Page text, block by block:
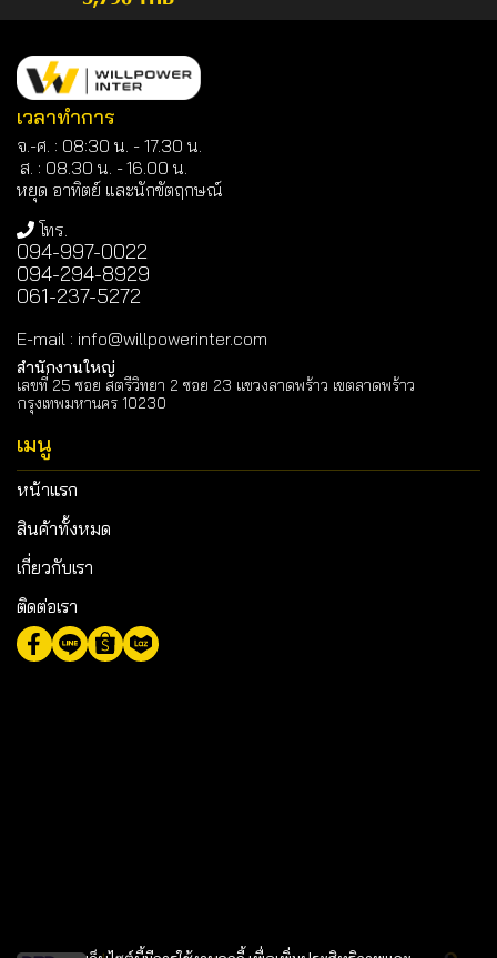
เวลาทำการ
จ.-ศ. : 08:30 น. - 17.30 น.
ส. : 08.30 น. -16.00 น.
หยุด อาทิตย์ และนักขัตฤกษณ์
โทร.
094-997-0022
094-294-8929
061-237-5272
E-mail : info@willpowerinter.com
สำนักงานใหญ่
เลขที่ 25 ซอย สตรีวิทยา 2 ซอย 23 แขวงลาดพร้าว เขตลาดพร้าว
กรุงเทพมหานคร 10230
เมนู
หน้าแรก
สินค้าทั้งหมด
เกี่ยวกับเรา
ติดต่อเรา